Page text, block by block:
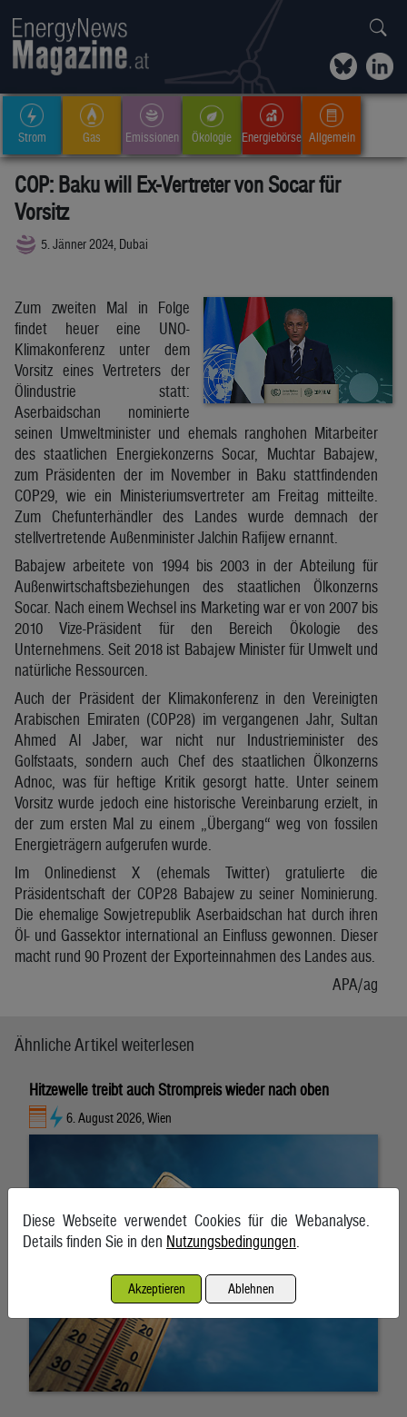
Strom Gas Emissionen Ökologie Energiebörse Allgemein
COP: Baku will Ex-Vertreter von Socar für
Vorsitz
5. Jänner 2024, Dubai
Zum zweiten Mal in Folge
findet heuer eine UNO-
Klimakonferenz unter dem
Vorsitz eines Vertreters der
Ölindustrie statt:
Aserbaidschan nominierte
seinen Umweltminister und ehemals ranghohen Mitarbeiter
des staatlichen Energiekonzerns Socar, Muchtar Babajew,
zum Präsidenten der im November in Baku stattfindenden
COP29, wie ein Ministeriumsvertreter am Freitag mitteilte.
Zum Chefunterhändler des Landes wurde demnach der
stellvertretende Außenminister Jalchin Rafijew ernannt.
Babajew arbeitete von 1994 bis 2003 in der Abteilung für
Außenwirtschaftsbeziehungen des staatlichen Ölkonzerns
Socar. Nach einem Wechsel ins Marketing war er von 2007 bis
2010 Vize-Präsident für den Bereich Ökologie des
Unternehmens. Seit 2018 ist Babajew Minister für Umwelt und
natürliche Ressourcen.
Auch der Präsident der Klimakonferenz in den Vereinigten
Arabischen Emiraten (COP28) im vergangenen Jahr, Sultan
Ahmed Al Jaber, war nicht nur Industrieminister des
Golfstaats, sondern auch Chef des staatlichen Ölkonzerns
Adnoc, was für heftige Kritik gesorgt hatte. Unter seinem
Vorsitz wurde jedoch eine historische Vereinbarung erzielt, in
der zum ersten Mal zu einem „Übergang“ weg von fossilen
Energieträgern aufgerufen wurde.
Im Onlinedienst X (ehemals Twitter) gratulierte die
Präsidentschaft der COP28 Babajew zu seiner Nominierung.
Die ehemalige Sowjetrepublik Aserbaidschan hat durch ihren
Öl- und Gassektor international an Einfluss gewonnen. Dieser
macht rund 90 Prozent der Exporteinnahmen des Landes aus.
APA/ag
Ähnliche Artikel weiterlesen
Hitzewelle treibt auch Strompreis wieder nach oben
6. August 2026, Wien
Diese Webseite verwendet Cookies für die Webanalyse.
Details finden Sie in den Nutzungsbedingungen
Akzeptieren Ablehnen